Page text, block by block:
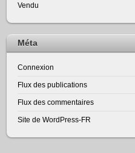
Vendu
Méta
Connexion
Flux des publications
Flux des commentaires
Site de WordPress-FR